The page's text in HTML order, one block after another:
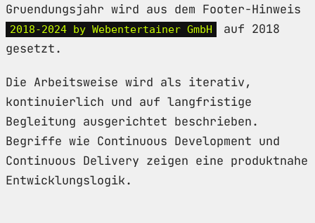
Gruendungsjahr wird aus dem Footer-Hinweis
2018-2024 by Webentertainer GmbH
auf 2018
gesetzt.
Die Arbeitsweise wird als iterativ,
kontinuierlich und auf langfristige
Begleitung ausgerichtet beschrieben.
Begriffe wie Continuous Development und
Continuous Delivery zeigen eine produktnahe
Entwicklungslogik.